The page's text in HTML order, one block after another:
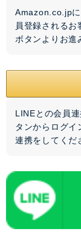
Amazon.co.jp
員登録されるお
ボタンよりお進
LINEとの会員
タンからログイ
連携をしてくだ